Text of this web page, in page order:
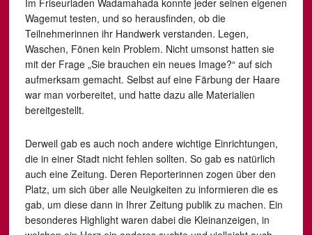
Im Friseurladen Wadamahada konnte jeder seinen eigenen
Wagemut testen, und so herausfinden, ob die
Teilnehmerinnen ihr Handwerk verstanden. Legen,
Waschen, Fönen kein Problem. Nicht umsonst hatten sie
mit der Frage „Sie brauchen ein neues Image?“ auf sich
aufmerksam gemacht. Selbst auf eine Färbung der Haare
war man vorbereitet, und hatte dazu alle Materialien
bereitgestellt.
Derweil gab es auch noch andere wichtige Einrichtungen,
die in einer Stadt nicht fehlen sollten. So gab es natürlich
auch eine Zeitung. Deren Reporterinnen zogen über den
Platz, um sich über alle Neuigkeiten zu informieren die es
gab, um diese dann in Ihrer Zeitung publik zu machen. Ein
besonderes Highlight waren dabei die Kleinanzeigen, in